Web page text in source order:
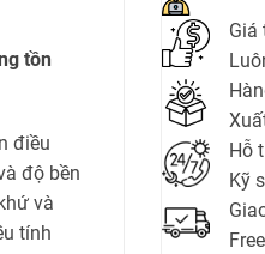
Giá
Hỗ
Kỹ
tồn
điều
độ bền
và
tính